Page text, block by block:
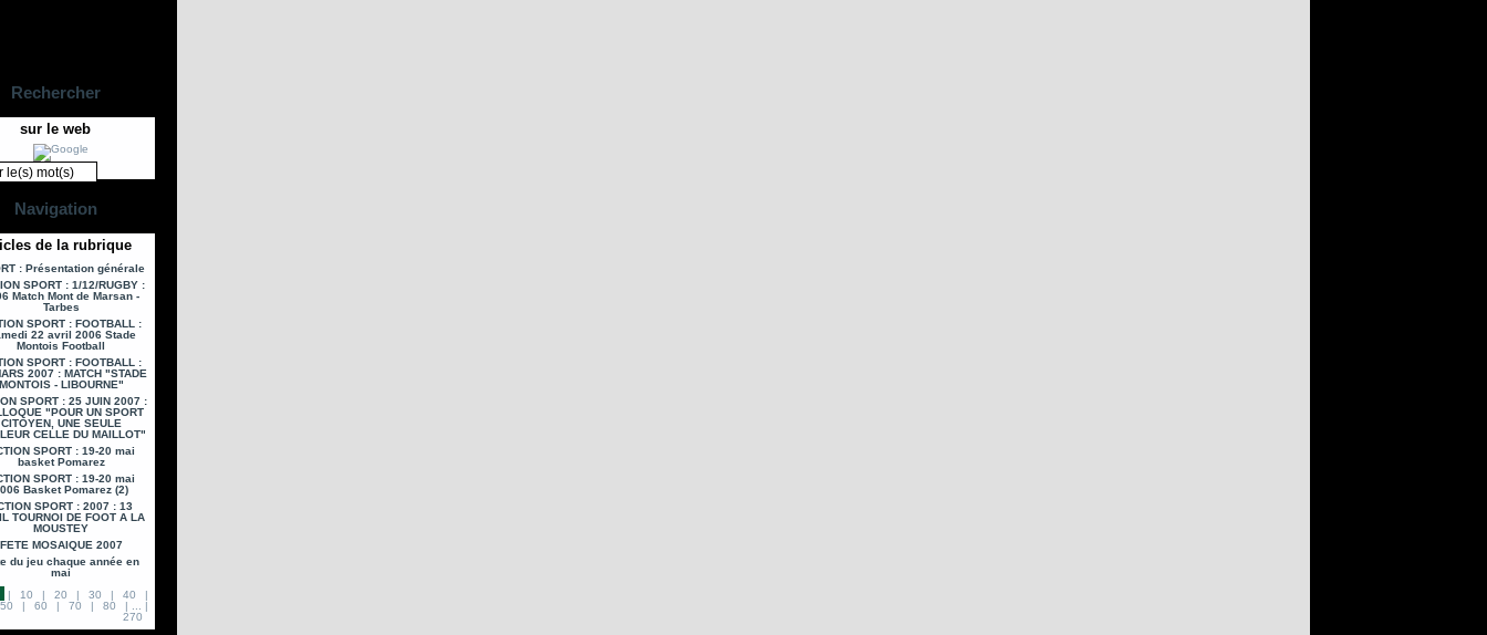
Rechercher
sur le web
Navigation
de la rubrique
: Présentation générale
SPORT : 1/12/RUGBY :
Match Mont de Marsan -
Tarbes
SPORT : FOOTBALL :
22 avril 2006 Stade
Montois Football
SPORT : FOOTBALL :
2007 : MATCH "STADE
- LIBOURNE"
SPORT : 25 JUIN 2007 :
"POUR UN SPORT
CITOYEN, UNE SEULE
CELLE DU MAILLOT"
SPORT : 19-20 mai
basket Pomarez
SPORT : 19-20 mai
Basket Pomarez (2)
SPORT : 2007 : 13
TOURNOI DE FOOT A LA
MOUSTEY
FETE MOSAIQUE 2007
du jeu chaque année en
mai
|
10 | 20 | 30 | 40
|
50
| 60 | 70 | 80 |
|
270